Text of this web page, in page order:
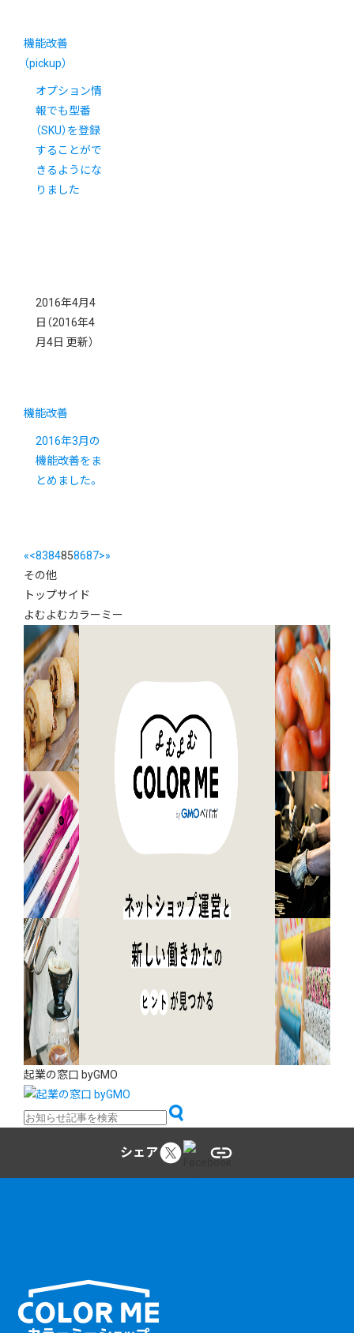
機能改善
（pickup）
オプション情
報でも型番
（SKU）を登録
することがで
きるようにな
りました
2016年4月4
日 （2016年4
月4日 更新）
機能改善
2016年3月の
機能改善をま
とめました。
«<8384858687>»
その他
トップサイド
よむよむカラーミー
起業の窓口 byGMO
シェア